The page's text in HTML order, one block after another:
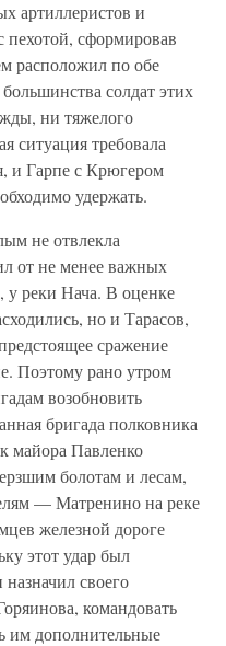
артиллеристов и
сформировав
расположил по обе
солдат этих
ни тяжелого
ситуация требовала
и Гарпе с Крюгером
удержать.
не отвлекла
от не менее важных
реки Нача. В оценке
но и Тарасов,
сражение
Поэтому рано утром
возобновить
бригада полковника
майора Павленко
болотам и лесам,
— Матренино на реке
железной дороге
этот удар был
своего
командовать
им дополнительные